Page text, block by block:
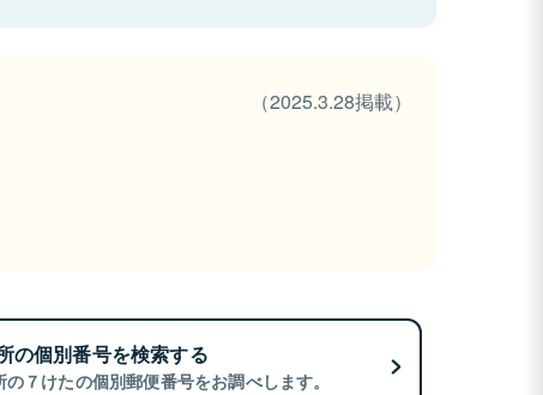
（2025.3.28掲載）
の個別番号を検索する
の７けたの個別郵便番号をお調べします。